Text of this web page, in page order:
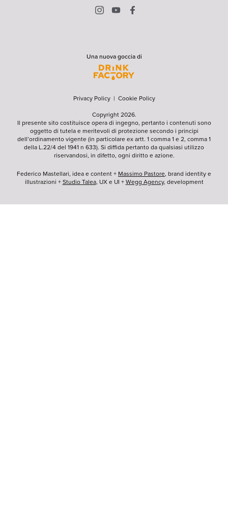
Una nuova goccia di
Privacy Policy| Cookie Policy
Copyright 2026.
Il presente sito costituisce opera di ingegno, pertanto i contenuti sono
oggetto di tutela e meritevoli di protezione secondo i principi
dell’ordinamento vigente (in particolare ex artt. 1 comma 1 e 2, comma 1
della L.22/4 del 1941 n 633). Si diffida pertanto da qualsiasi utilizzo
riservandosi, in difetto, ogni diritto e azione.
Federico Mastellari, idea e content + Massimo Pastore, brand identity e
illustrazioni +Studio Talea, UX e UI +Wegg Agency, development